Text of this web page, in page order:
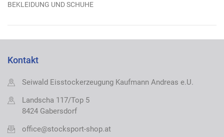
BEKLEIDUNG UND SCHUHE
Kontakt
Seiwald Eisstockerzeugung Kaufmann Andreas e.U.
Landscha 117/Top 5
8424 Gabersdorf
office@stocksport-shop.at